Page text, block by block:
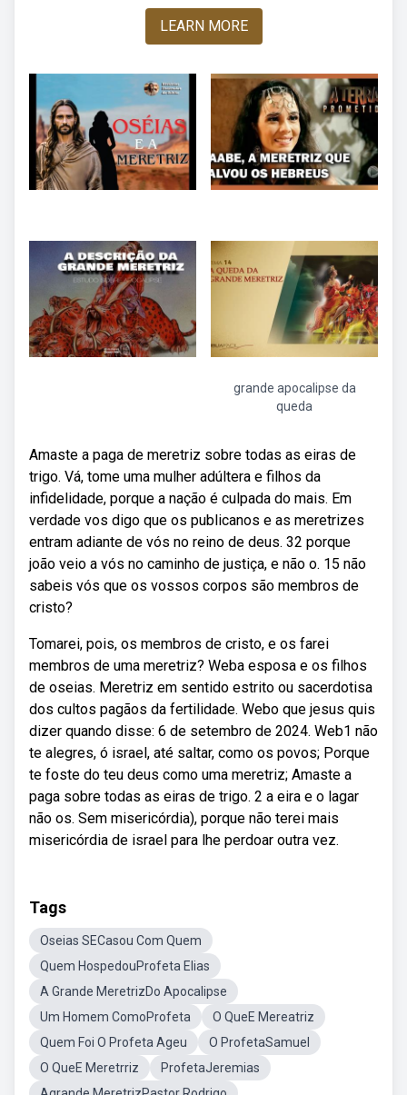
LEARN MORE
grande apocalipse da
queda
Amaste a paga de meretriz sobre todas as eiras de
trigo. Vá, tome uma mulher adúltera e filhos da
infidelidade, porque a nação é culpada do mais. Em
verdade vos digo que os publicanos e as meretrizes
entram adiante de vós no reino de deus. 32 porque
joão veio a vós no caminho de justiça, e não o. 15 não
sabeis vós que os vossos corpos são membros de
cristo?
Tomarei, pois, os membros de cristo, e os farei
membros de uma meretriz? Weba esposa e os filhos
de oseias. Meretriz em sentido estrito ou sacerdotisa
dos cultos pagãos da fertilidade. Webo que jesus quis
dizer quando disse: 6 de setembro de 2024. Web1 não
te alegres, ó israel, até saltar, como os povos; Porque
te foste do teu deus como uma meretriz; Amaste a
paga sobre todas as eiras de trigo. 2 a eira e o lagar
não os. Sem misericórdia), porque não terei mais
misericórdia de israel para lhe perdoar outra vez.
Tags
Oseias SECasou Com Quem
Quem HospedouProfeta Elias
A Grande MeretrizDo Apocalipse
Um Homem ComoProfeta
O QueE Mereatriz
Quem Foi O Profeta Ageu
O ProfetaSamuel
O QueE Meretrriz
ProfetaJeremias